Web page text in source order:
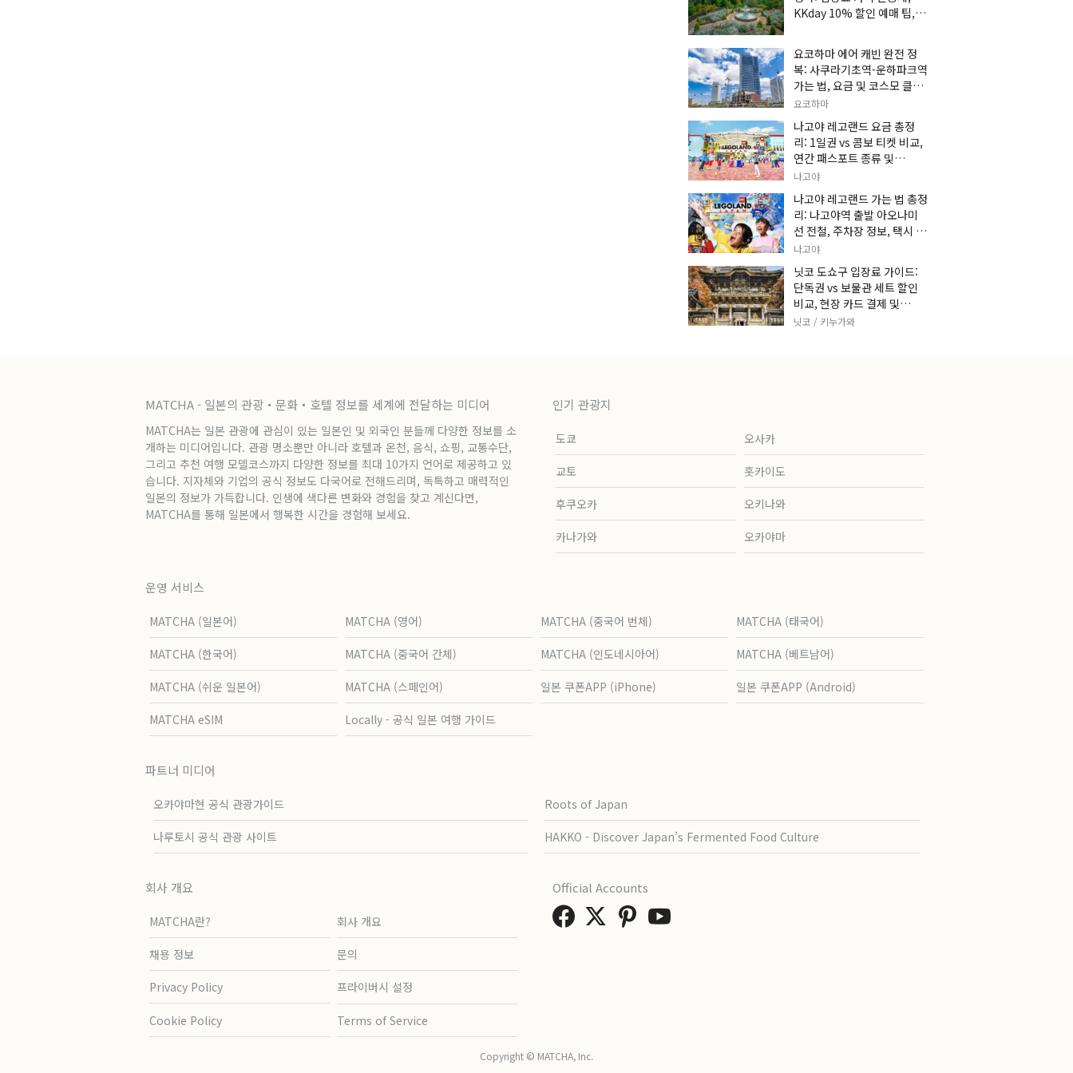
KKday 10% 할인 예매 팁, 쿠
요코하마 에어 캐빈 완전 정
복: 사쿠라기초역-운하파크역
가는 법, 요금 및 코스모 클락
세트권 할인, 추천 관광 코스
총정리
요코하마
나고야 레고랜드 요금 총정
리: 1일권 vs 콤보 티켓 비교,
연간 패스포트 종류 및
KKday 온라인 사전 할인 예
매 팁
나고야
나고야 레고랜드 가는 법 총정
리: 나고야역 출발 아오나미
선 전철, 주차장 정보, 택시 요
금 및 입장권 예약 팁
나고야
닛코 도쇼구 입장료 가이드:
단독권 vs 보물관 세트 할인
비교, 현장 카드 결제 및
KKday 사전 예매 팁
닛코 / 키누가와
MATCHA - 일본의 관광・문화・호텔 정보를 세계에 전달하는 미디어
MATCHA는 일본 관광에 관심이 있는 일본인 및 외국인 분들께 다양한 정보를 소
개하는 미디어입니다. 관광 명소뿐만 아니라 호텔과 온천, 음식, 쇼핑, 교통수단,
그리고 추천 여행 모델코스까지 다양한 정보를 최대 10가지 언어로 제공하고 있
습니다. 지자체와 기업의 공식 정보도 다국어로 전해드리며, 독특하고 매력적인
일본의 정보가 가득합니다. 인생에 색다른 변화와 경험을 찾고 계신다면,
MATCHA를 통해 일본에서 행복한 시간을 경험해 보세요.
인기 관광지
도쿄 오사카
교토 홋카이도
후쿠오카 오키나와
카나가와 오카야마
운영 서비스
MATCHA (일본어) MATCHA (영어) MATCHA (중국어 번체) MATCHA (태국어)
MATCHA (한국어) MATCHA (중국어 간체) MATCHA (인도네시아어) MATCHA (베트남어)
MATCHA (쉬운 일본어) MATCHA (스페인어) 일본 쿠폰APP (iPhone) 일본 쿠폰APP (Android)
MATCHA eSIM Locally - 공식 일본 여행 가이드
파트너 미디어
오카야마현 공식 관광가이드 Roots of Japan
나루토시 공식 관광 사이트 HAKKO - Discover Japan’s Fermented Food Culture
회사 개요
MATCHA란? 회사 개요
채용 정보 문의
Privacy Policy 프라이버시 설정
Cookie Policy Terms of Service
Official Accounts
Copyright © MATCHA, Inc.